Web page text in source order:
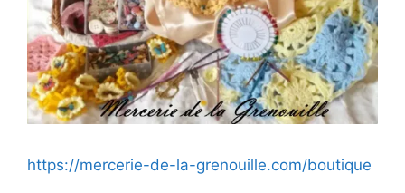
https://mercerie-de-la-grenouille.com/boutique